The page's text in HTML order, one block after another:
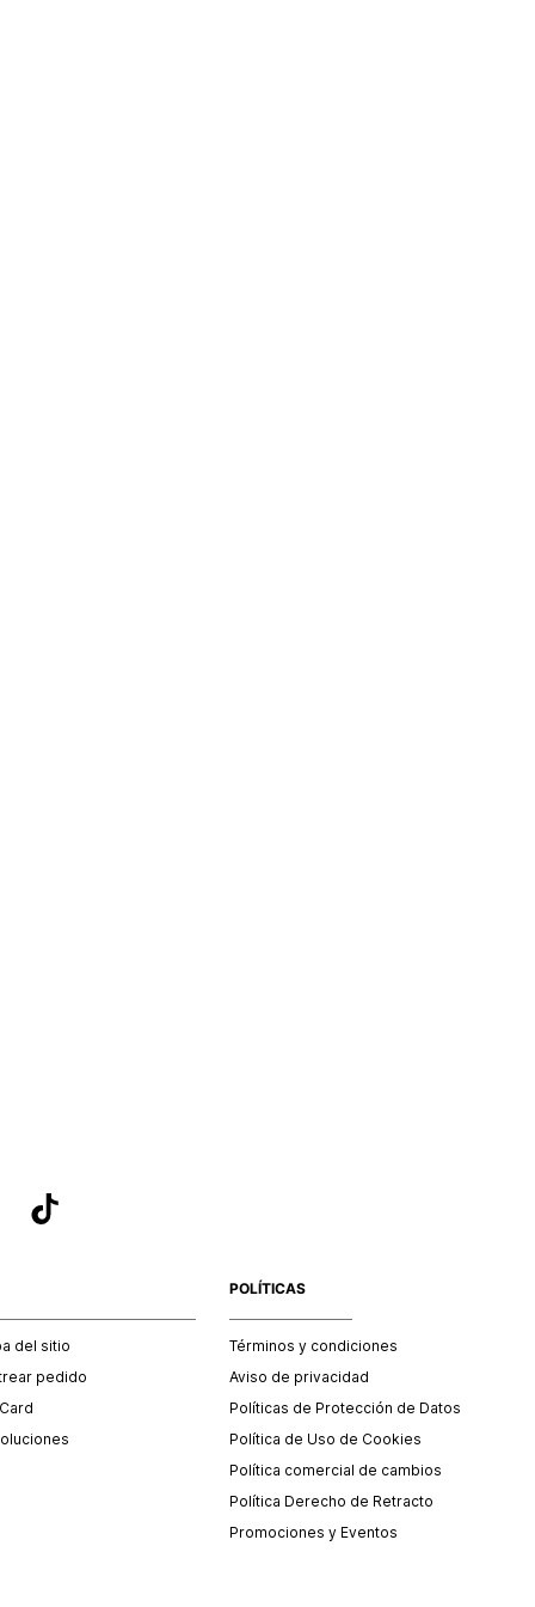
del sitio
pedido
POLÍTICAS
Términos y condiciones
Aviso de privacidad
Políticas de Protección de Datos
Política de Uso de Cookies
Política comercial de cambios
Política Derecho de Retracto
Promociones y Eventos